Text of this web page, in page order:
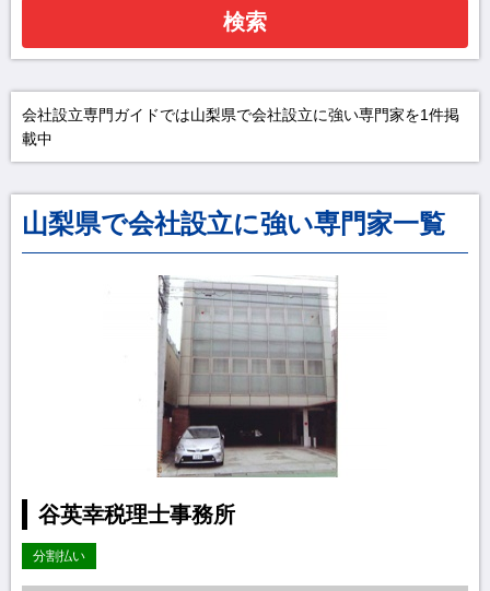
検索
会社設立専門ガイドでは山梨県で会社設立に強い専門家を1件掲
載中
山梨県で会社設立に強い専門家一覧
谷英幸税理士事務所
分割払い